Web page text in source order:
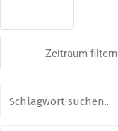
Zeitraum filtern